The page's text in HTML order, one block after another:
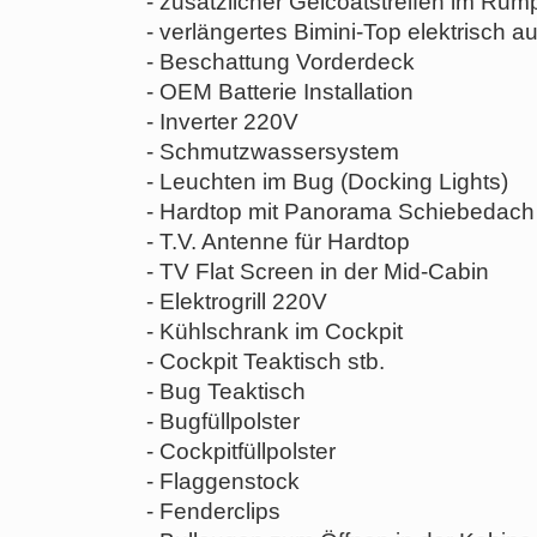
- verlängertes Bimini-Top elektrisch
- Beschattung Vorderdeck
- OEM Batterie Installation
- Inverter 220V
- Schmutzwassersystem
- Leuchten im Bug (Docking Lights)
- Hardtop mit Panorama Schiebedach
- T.V. Antenne für Hardtop
- TV Flat Screen in der Mid-Cabin
- Elektrogrill 220V
- Kühlschrank im Cockpit
- Cockpit Teaktisch stb.
- Bug Teaktisch
- Bugfüllpolster
- Cockpitfüllpolster
- Flaggenstock
- Fenderclips